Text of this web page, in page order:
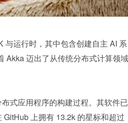
与运行时，其中包含创建自主 AI 系
Akka 迈出了从传统分布式计算领域
式应用程序的构建过程。其软件已
上拥有 13.2k 的星标和超过